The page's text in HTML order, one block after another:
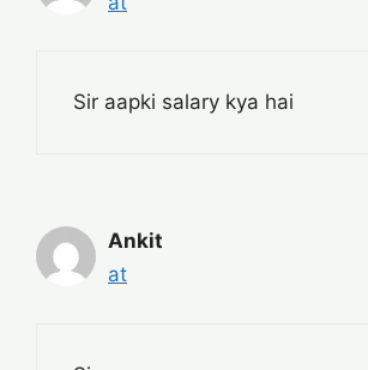
Sir aapki salary kya hai
Ankit
at